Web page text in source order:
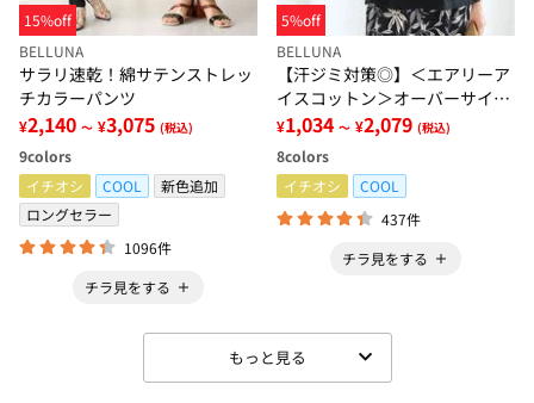
15%off
BELLUNA
サラリ速乾！綿サテンストレッ
チカラーパンツ
¥2,140 ～ ¥3,075 (税込)
9colors
イチオシ
COOL
新色追加
ロングセラー
1096件
チラ見をする
5%off
BELLUNA
【汗ジミ対策◎】＜エアリーア
イスコットン＞オーバーサイズ
Ｔシャツ【選べる袖丈】
¥1,034 ～ ¥2,079 (税込)
8colors
イチオシ
COOL
437件
チラ見をする
もっと見る